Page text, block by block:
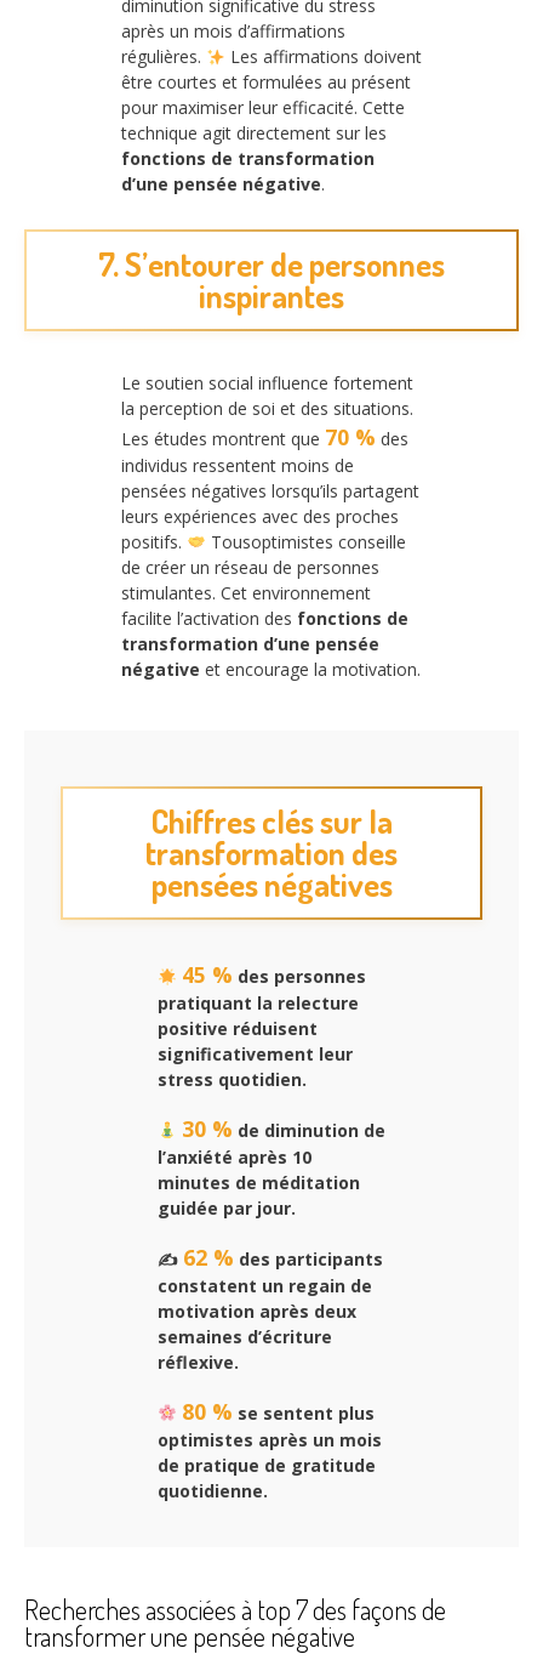
diminution significative du stress
après un mois d’affirmations
régulières.
Les affirmations doivent
être courtes et formulées au présent
pour maximiser leur efficacité. Cette
technique agit directement sur les
fonctions de transformation
d’une pensée négative.
7. S’entourer de personnes
inspirantes
Le soutien social influence fortement
la perception de soi et des situations.
Les études montrent que 70 % des
individus ressentent moins de
pensées négatives lorsqu’ils partagent
leurs expériences avec des proches
positifs.
Tousoptimistes conseille
de créer un réseau de personnes
stimulantes. Cet environnement
facilite l’activation des fonctions de
transformation d’une pensée
négative et encourage la motivation.
Chiffres clés sur la
transformation des
pensées négatives
45 % des personnes
pratiquant la relecture
positive réduisent
significativement leur
stress quotidien.
30 % de diminution de
l’anxiété après 10
minutes de méditation
guidée par jour.
✍️ 62 % des participants
constatent un regain de
motivation après deux
semaines d’écriture
réflexive.
80 % se sentent plus
optimistes après un mois
de pratique de gratitude
quotidienne.
Recherches associées à top 7 des façons de
transformer une pensée négative